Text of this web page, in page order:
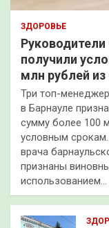
ЗДОРОВЬЕ
Руководители
получили
млн рублей
Три топ-
в Барнауле
сумму более 100
условным срокам.
врача
признаны
использованием…